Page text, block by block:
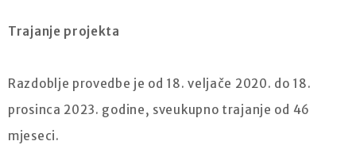
Trajanje projekta
Razdoblje provedbe je od 18. veljače 2020. do 18.
prosinca 2023. godine, sveukupno trajanje od 46
mjeseci.